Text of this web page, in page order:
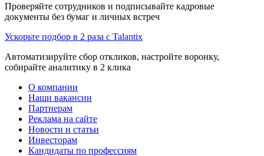
Проверяйте сотрудников и подписывайте кадровые
документы без бумаг и личных встреч
Ускорьте подбор в 2 раза с Talantix
Автоматизируйте сбор откликов, настройте воронку,
собирайте аналитику в 2 клика
О компании
Наши вакансии
Партнерам
Реклама на сайте
Новости и статьи
Инвесторам
Кандидаты по профессиям